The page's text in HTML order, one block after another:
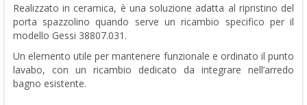
Realizzato in ceramica, è una soluzione adatta al ripristino del
porta spazzolino quando serve un ricambio specifico per il
modello Gessi 38807.031.
Un elemento utile per mantenere funzionale e ordinato il punto
lavabo, con un ricambio dedicato da integrare nell’arredo
bagno esistente.